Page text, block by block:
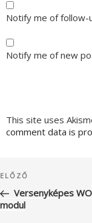
Notify me of follow-
Notify me of new
This site uses
comment data is
navigáció
Korábbi
bejegyzés
ELŐZŐ
Versenyképes
modul